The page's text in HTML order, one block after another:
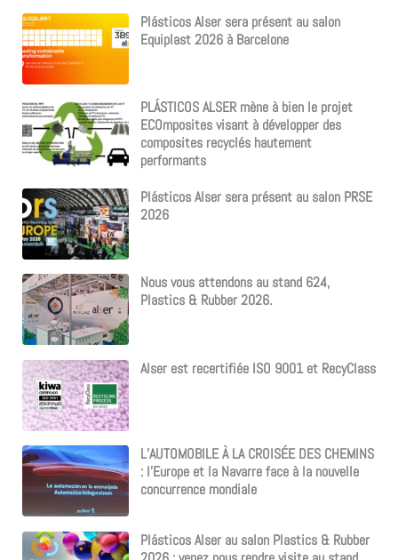
:
Plásticos Alser sera présent au salon
Equiplast 2026 à Barcelone
PLÁSTICOS ALSER mène à bien le projet
ECOmposites visant à développer des
composites recyclés hautement
performants
Plásticos Alser sera présent au salon PRSE
2026
Nous vous attendons au stand 624,
Plastics & Rubber 2026.
Alser est recertifiée ISO 9001 et RecyClass
L’AUTOMOBILE À LA CROISÉE DES CHEMINS
: l’Europe et la Navarre face à la nouvelle
concurrence mondiale
Plásticos Alser au salon Plastics & Rubber